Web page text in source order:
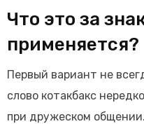
Что это за
применяется?
Первый вариант не
слово котакбакс
при дружеском